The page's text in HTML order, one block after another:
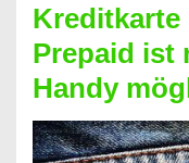
Neueröffnung
trotz
Schufaeintrag
möglich
Kreditkarte
Prepaid ist
Handy